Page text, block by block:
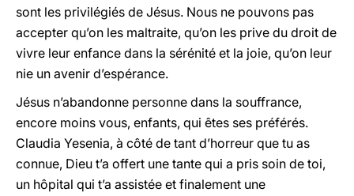
sont les privilégiés de Jésus. Nous ne pouvons pas
accepter qu’on les maltraite, qu’on les prive du droit de
vivre leur enfance dans la sérénité et la joie, qu’on leur
nie un avenir d’espérance.
Jésus n’abandonne personne dans la souffrance,
encore moins vous, enfants, qui êtes ses préférés.
Claudia Yesenia, à côté de tant d’horreur que tu as
connue, Dieu t’a offert une tante qui a pris soin de toi,
un hôpital qui t’a assistée et finalement une